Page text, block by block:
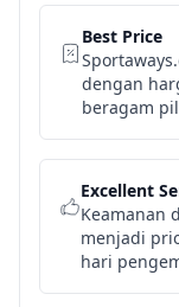
Best Price
dengan
beragam
Excellent
Keamanan
menjadi
hari